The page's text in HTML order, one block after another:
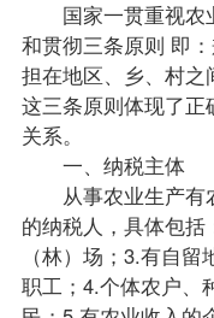
国家一贯重视农
和贯彻三条原则 即
担在地区、乡、村之
这三条原则体现了
关系。
一、纳税主体
从事农业生产有
的纳税人，具体包
（林）场；3.有自
职工；4.个体农户、